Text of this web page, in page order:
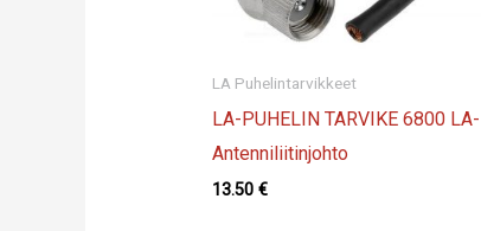
LA Puhelintarvikkeet
LA-PUHELIN TARVIKE 6800 LA-
Antenniliitinjohto
13.50 €